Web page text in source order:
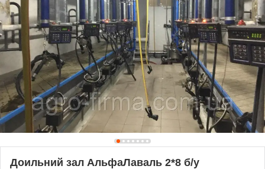
Доильний зал АльфаЛаваль 2*8 б/у